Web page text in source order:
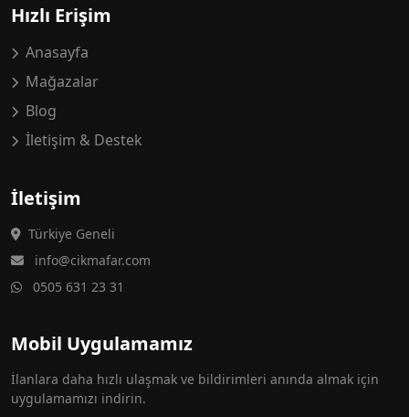
Hızlı Erişim
Anasayfa
Mağazalar
Blog
İletişim & Destek
İletişim
Türkiye Geneli
info@cikmafar.com
0505 631 23 31
Mobil Uygulamamız
İlanlara daha hızlı ulaşmak ve bildirimleri anında almak için
uygulamamızı indirin.